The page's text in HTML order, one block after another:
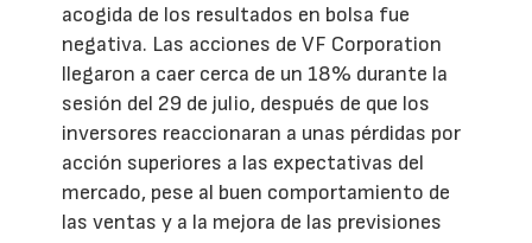
acogida de los resultados en bolsa fue
negativa. Las acciones de VF Corporation
llegaron a caer cerca de un 18% durante la
sesión del 29 de julio, después de que los
inversores reaccionaran a unas pérdidas por
acción superiores a las expectativas del
mercado, pese al buen comportamiento de
las ventas y a la mejora de las previsiones